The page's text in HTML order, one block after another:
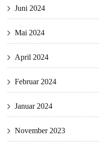
Juni 2024
Mai 2024
April 2024
Februar 2024
Januar 2024
November 2023